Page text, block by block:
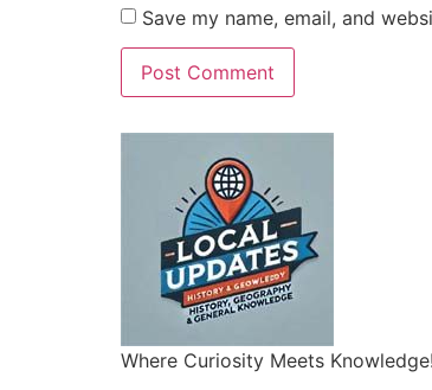
Save my name, email, and
Where Curiosity Meets Knowledge!